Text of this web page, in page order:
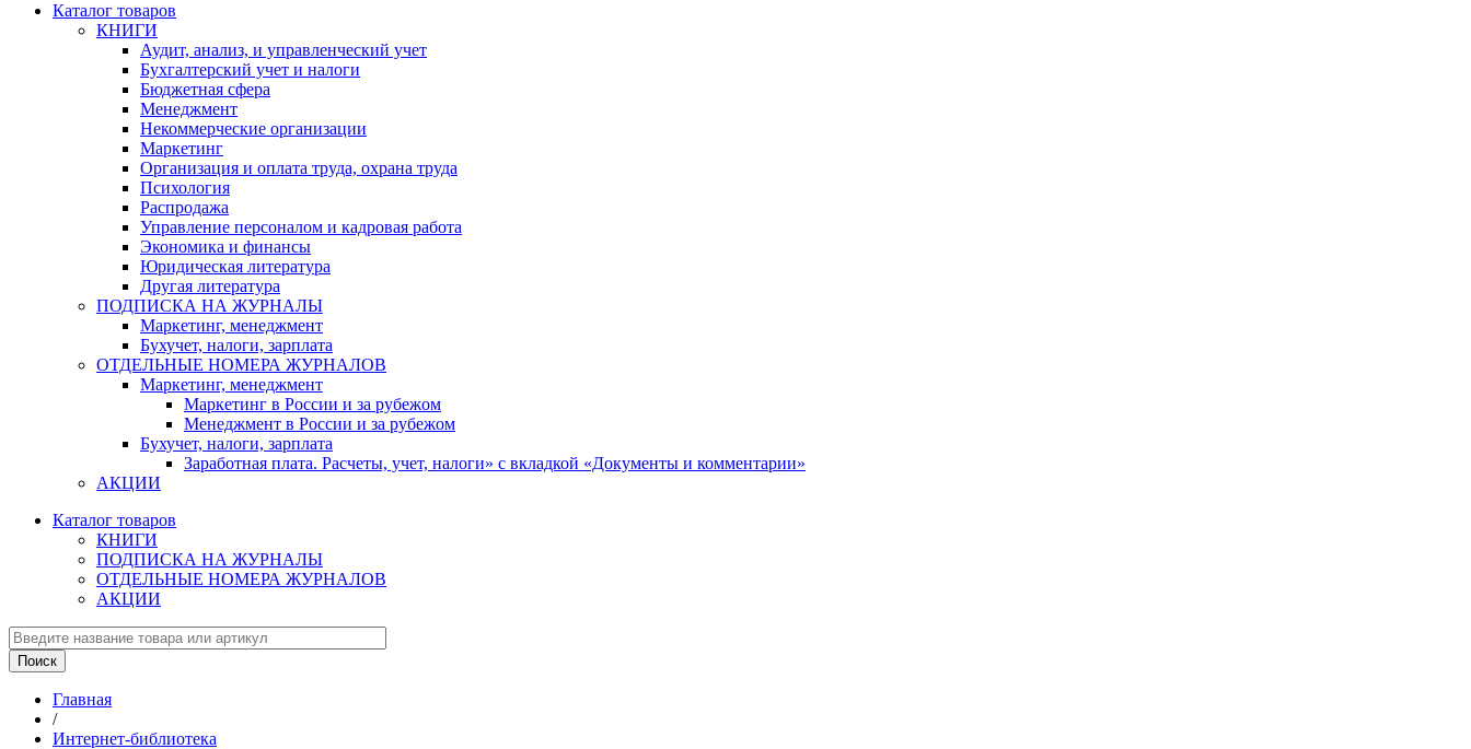
Каталог товаров
КНИГИ
Аудит, анализ, и управленческий учет
Бухгалтерский учет и налоги
Бюджетная сфера
Менеджмент
Некоммерческие организации
Маркетинг
Организация и оплата труда, охрана труда
Психология
Распродажа
Управление персоналом и кадровая работа
Экономика и финансы
Юридическая литература
Другая литература
ПОДПИСКА НА ЖУРНАЛЫ
Маркетинг, менеджмент
Бухучет, налоги, зарплата
ОТДЕЛЬНЫЕ НОМЕРА ЖУРНАЛОВ
Маркетинг, менеджмент
Маркетинг в России и за рубежом
Менеджмент в России и за рубежом
Бухучет, налоги, зарплата
Заработная плата. Расчеты, учет, налоги» с вкладкой «Документы и комментарии»
АКЦИИ
Каталог товаров
КНИГИ
ПОДПИСКА НА ЖУРНАЛЫ
ОТДЕЛЬНЫЕ НОМЕРА ЖУРНАЛОВ
АКЦИИ
Главная
/
Интернет-библиотека